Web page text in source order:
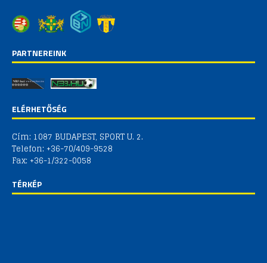
PARTNEREINK
ELÉRHETŐSÉG
Cím: 1087 BUDAPEST, SPORT U. 2.
Telefon: +36-70/409-9528
Fax: +36-1/322-0058
TÉRKÉP